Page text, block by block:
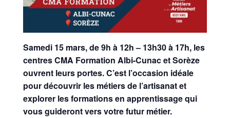
Samedi 15 mars, de 9h à 12h – 13h30 à 17h, les
centres CMA Formation Albi-Cunac et Sorèze
ouvrent leurs portes. C’est l’occasion idéale
pour découvrir les métiers de l’artisanat et
explorer les formations en apprentissage qui
vous guideront vers votre futur métier.